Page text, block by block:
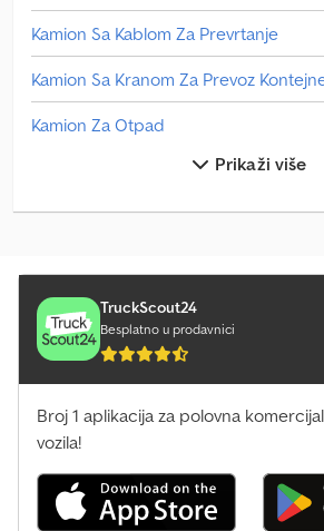
Kamion Sa Kablom Za Prevrtanje
Kamion Sa Kranom Za Prevoz
Kamion Za Otpad
Man Autobus
Mercedes Benz Autobus
Mercedes Benz Minibus
Mercedes-Benz Actros
Mercedes-Benz Atego 1200
Prikaži više
TruckScout24
Besplatno u prodavnici
Broj 1 aplikacija za polovna
vozila!